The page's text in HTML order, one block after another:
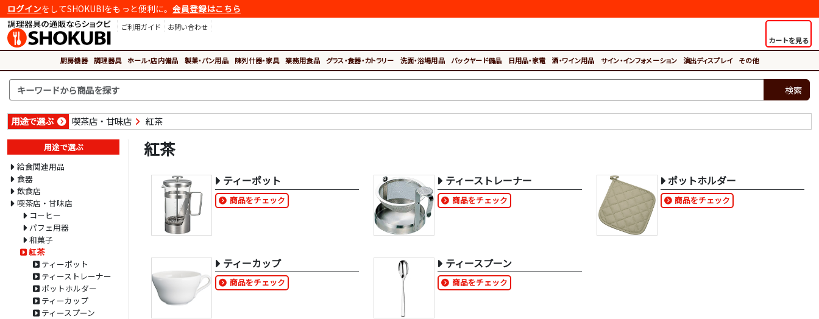
ログインをしてSHOKUBIをもっと便利に。 会員登録はこちら
ご利用ガイド
お問い合わせ
カートを見る
厨房機器 調理器具 ホール・店内備品 製菓・パン用品 陳列什器・家具 業務用食品 グラス・食器・カトラリー 洗面・浴場用品 バックヤード備品 日用品・家電 酒・ワイン用品 サイン・インフォメーション 演出ディスプレイ その他
検索
用途で選ぶ 喫茶店・甘味店 紅茶
紅茶
ティーポット
商品をチェック
ティーストレーナー
商品をチェック
ポットホルダー
商品をチェック
ティーカップ
商品をチェック
ティースプーン
商品をチェック
用途で選ぶ
給食関連用品
食器
飲食店
喫茶店・甘味店
コーヒー
パフェ用器
和菓子
紅茶
ティーポット
ティーストレーナー
ポットホルダー
ティーカップ
ティースプーン